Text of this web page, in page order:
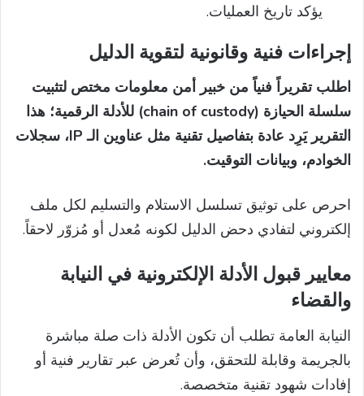
يؤكد تاريخ العمليات.
إجراءات فنية وقانونية لتقوية الدليل
اطلب تقريراً فنياً من خبير أمن معلومات مختص لتثبيت
سلسلة الحيازة (chain of custody) للأدلة الرقمية؛ هذا
التقرير يَرِد عادة بتفاصيل تقنية مثل عناوين الـ IP، سجلات
الخوادم، وبيانات التوقيت.
احرص على توثيق تسلسل الاستلام والتسليم لكل ملف
إلكتروني لتفادي دحض الدليل لكونه مُعدل أو مُزوّر لاحقاً.
معايير قبول الأدلة الإلكترونية في النيابة
والقضاء
النيابة العامة تطلب أن تكون الأدلة ذات صلة مباشرة
بالجريمة وقابلة للتحقق، وأن تُعرض عبر تقارير فنية أو
إفادات شهود تقنية متخصصة.